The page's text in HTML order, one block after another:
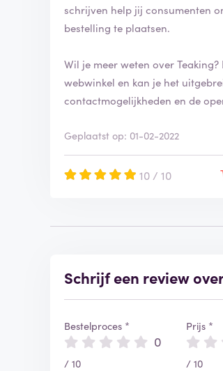
schrijven help jij consumenten
bestelling te plaatsen.
Wil je meer weten over
webwinkel en kan je het uitgebreide assortiment
contactmogelijkheden en de
Geplaatst op: 01-02-2022
10 / 10
Schrijf een review
Bestelproces *
0
/ 10
Prijs *
/ 10